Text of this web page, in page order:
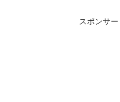
スポンサー